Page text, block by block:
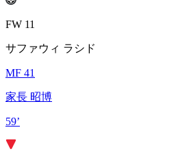
FW 11
サファウィ ラシド
MF 41
家長 昭博
59’